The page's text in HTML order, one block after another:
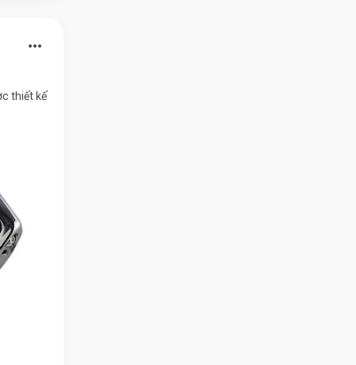
more_horiz
thiết kế